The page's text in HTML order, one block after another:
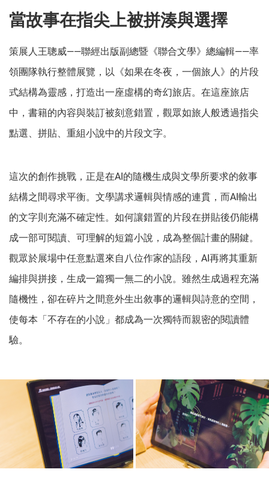
當故事在指尖上被拼湊與選擇
策展人王聰威——聯經出版副總暨《聯合文學》總編輯——率
領團隊執行整體展覽，以《如果在冬夜，一個旅人》的片段
式結構為靈感，打造出一座虛構的奇幻旅店。在這座旅店
中，書籍的內容與裝訂被刻意錯置，觀眾如旅人般透過指尖
點選、拼貼、重組小說中的片段文字。
這次的創作挑戰，正是在AI的隨機生成與文學所要求的敘事
結構之間尋求平衡。文學講求邏輯與情感的連貫，而AI輸出
的文字則充滿不確定性。如何讓錯置的片段在拼貼後仍能構
成一部可閱讀、可理解的短篇小說，成為整個計畫的關鍵。
觀眾於展場中任意點選來自八位作家的語段，AI再將其重新
編排與拼接，生成一篇獨一無二的小說。雖然生成過程充滿
隨機性，卻在碎片之間意外生出敘事的邏輯與詩意的空間，
使每本「不存在的小說」都成為一次獨特而親密的閱讀體
驗。